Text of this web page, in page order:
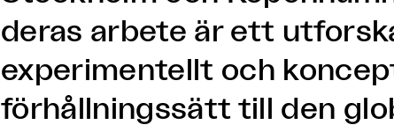
deras arbete är ett
experimentellt och
förhållningssätt till den